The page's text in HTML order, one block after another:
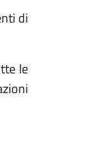
di
le